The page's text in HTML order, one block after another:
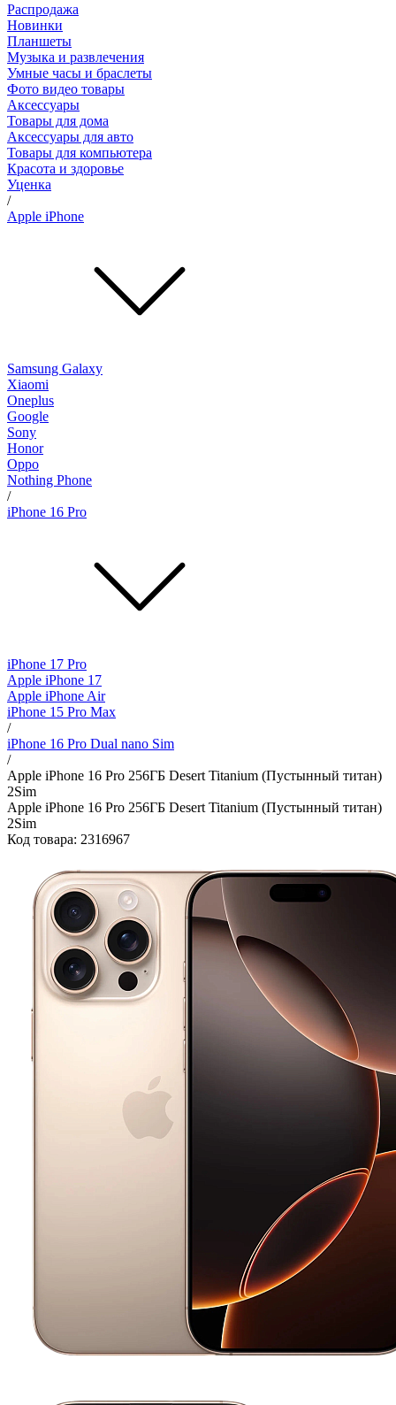
Распродажа
Новинки
Планшеты
Музыка и развлечения
Умные часы и браслеты
Фото видео товары
Аксессуары
Товары для дома
Аксессуары для авто
Товары для компьютера
Красота и здоровье
Уценка
/
Apple iPhone
Samsung Galaxy
Xiaomi
Oneplus
Google
Sony
Honor
Oppo
Nothing Phone
/
iPhone 16 Pro
iPhone 17 Pro
Apple iPhone 17
Apple iPhone Air
iPhone 15 Pro Max
/
iPhone 16 Pro Dual nano Sim
/
Apple iPhone 16 Pro 256ГБ Desert Titanium (Пустынный титан)
2Sim
Apple iPhone 16 Pro 256ГБ Desert Titanium (Пустынный титан)
2Sim
Код товара: 2316967